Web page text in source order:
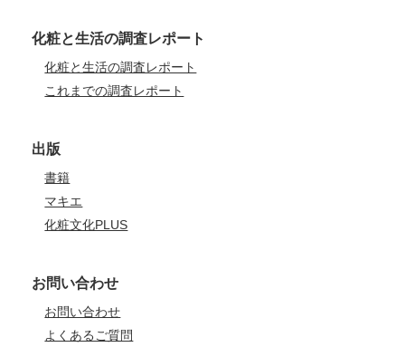
化粧と生活の調査レポート
化粧と生活の調査レポート
これまでの調査レポート
出版
書籍
マキエ
化粧文化PLUS
お問い合わせ
お問い合わせ
よくあるご質問